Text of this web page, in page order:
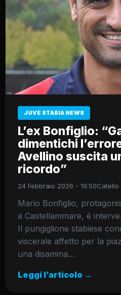
JUVE STABIA NEWS
L’ex Bonfiglio:
dimentichi
Avellino suscita
ricordo”
24 Febbraio 2026 - 19:50Catello
Mario Bonfiglio,
a Castellammare, è
Il pungiglione stabiese
viscerale affetto per la
una disamina…
Leggi l’articolo →